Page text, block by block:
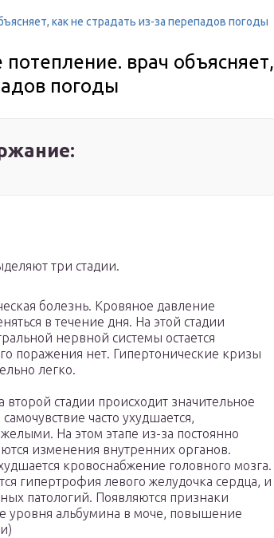
как не страдать из-за перепадов погоды
врач объясняет,
погоды
три стадии.
болезнь. Кровяное давление
в течение дня. На этой стадии
нервной системы остается
поражения нет. Гипертонические кризы
легко.
второй стадии происходит значительное
часто ухудшается,
На этом этапе из-за постоянно
изменения внутренних органов.
кровоснабжение головного мозга.
гипертрофия левого желудочка сердца, и
патологий. Появляются признаки
альбумина в моче, повышение